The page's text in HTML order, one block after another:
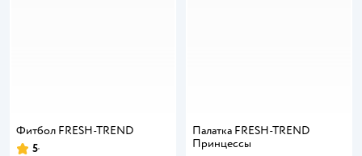
Фитбол FRESH-TREND
5
Палатка FRESH-TREND
Принцессы